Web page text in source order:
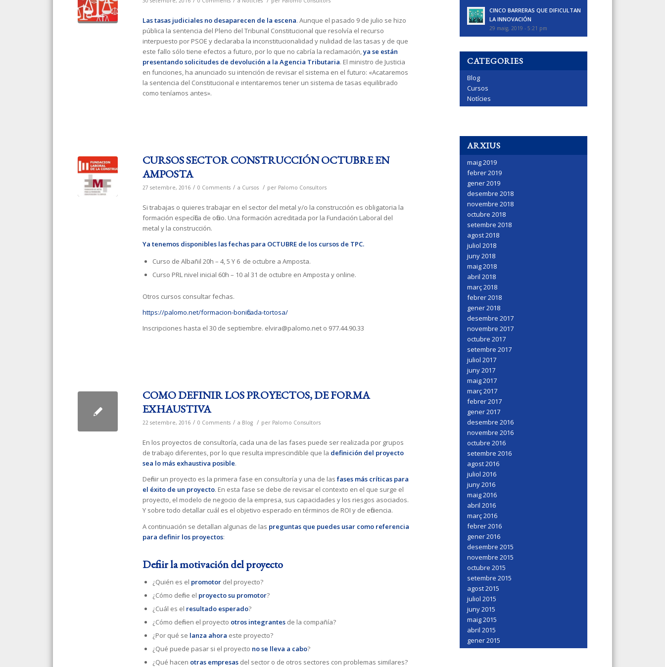
Las tasas judiciales no desaparecen de la escena. Aunque el pasado 9 de julio se hizo
pública la sentencia del Pleno del Tribunal Constitucional que resolvía el recurso
interpuesto por PSOE y declaraba la inconstitucionalidad y nulidad de las tasas y de que
este fallo sólo tiene efectos a futuro, por lo que no cabría la reclamación,ya se están
presentando solicitudes de devolución a la Agencia Tributaria. El ministro de Justicia
en funciones, ha anunciado su intención de revisar el sistema en el futuro: «Acataremos
la sentencia del Constitucional e intentaremos tener un sistema de tasas equilibrado
como teníamos antes».
CURSOS SECTOR CONSTRUCCIÓN OCTUBRE EN
AMPOSTA
27 setembre, 2016 / 0 Comments / a Cursos / per Palomo Consultors
Si trabajas o quieres trabajar en el sector del metal y/o la construcción es obligatoria la
formación específica de oficio. Una formación acreditada por la Fundación Laboral del
metal y la construcción.
Ya tenemos disponibles las fechas para OCTUBRE de los cursos de TPC.
Curso de Albañil 20h – 4, 5 Y 6 de octubre a Amposta.
Curso PRL nivel inicial 60h – 10 al 31 de octubre en Amposta y online.
Otros cursos consultar fechas.
https://palomo.net/formacion-bonificada-tortosa/
Inscripciones hasta el 30 de septiembre. elvira@palomo.net o 977.44.90.33
COMO DEFINIR LOS PROYECTOS, DE FORMA
EXHAUSTIVA
22 setembre, 2016 / 0 Comments / a Blog / per Palomo Consultors
En los proyectos de consultoría, cada una de las fases puede ser realizada por grupos
de trabajo diferentes, por lo que resulta imprescindible que la definición del proyecto
sea lo más exhaustiva posible.
Definir un proyecto es la primera fase en consultoría y una de las fases más críticas para
el éxito de un proyecto. En esta fase se debe de revisar el contexto en el que surge el
proyecto, el modelo de negocio de la empresa, sus capacidades y los riesgos asociados.
Y sobre todo detallar cuál es el objetivo esperado en términos de ROI y de eficiencia.
A continuación se detallan algunas de las preguntas que puedes usar como referencia
para definir los proyectos:
Definir la motivación del proyecto
¿Quién es el promotor del proyecto?
¿Cómo define el proyecto su promotor?
¿Cuál es el resultado esperado?
¿Cómo definen el proyecto otros integrantes de la compañía?
¿Por qué se lanza ahora este proyecto?
¿Qué puede pasar si el proyecto no se lleva a cabo?
¿Qué hacen otras empresas del sector o de otros sectores con problemas similares?
CINCO BARRERAS QUE DIFICULTAN
LA INNOVACIÓN
29 maig, 2019 - 5:21 pm
CATEGORIES
Blog
Cursos
Notícies
ARXIUS
maig 2019
febrer 2019
gener 2019
desembre 2018
novembre 2018
octubre 2018
setembre 2018
agost 2018
juliol 2018
juny 2018
maig 2018
abril 2018
març 2018
febrer 2018
gener 2018
desembre 2017
novembre 2017
octubre 2017
setembre 2017
juliol 2017
juny 2017
maig 2017
març 2017
febrer 2017
gener 2017
desembre 2016
novembre 2016
octubre 2016
setembre 2016
agost 2016
juliol 2016
juny 2016
maig 2016
abril 2016
març 2016
febrer 2016
gener 2016
desembre 2015
novembre 2015
octubre 2015
setembre 2015
agost 2015
juliol 2015
juny 2015
maig 2015
abril 2015
gener 2015